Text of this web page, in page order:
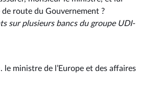
route du Gouvernement ?
sur plusieurs bancs du groupe UDI-
le ministre de l’Europe et des affaires